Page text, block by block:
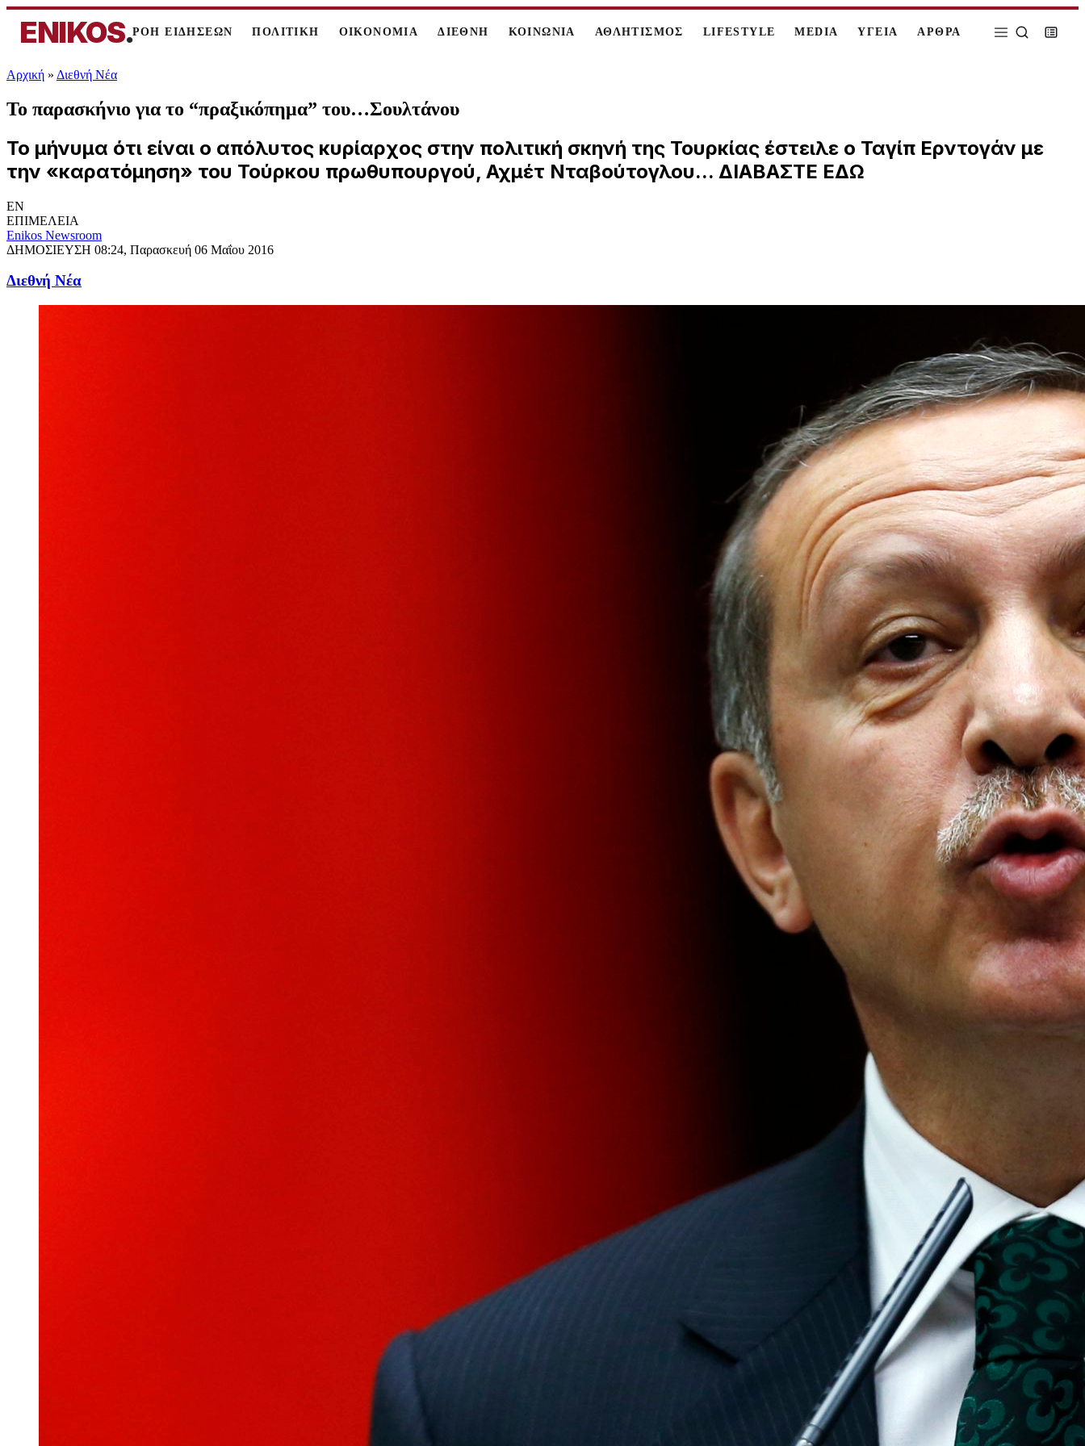
ENIKOS.ΡΟΗ ΕΙΔΗΣΕΩΝ ΠΟΛΙΤΙΚΗ ΟΙΚΟΝΟΜΙΑ ΔΙΕΘΝΗ ΚΟΙΝΩΝΙΑ ΑΘΛΗΤΙΣΜΟΣ LIFESTYLE MEDIA ΥΓΕΙΑ ΑΡΘΡΑ
Αρχική » Διεθνή Νέα
Το παρασκήνιο για το “πραξικόπημα” του…Σουλτάνου
Το μήνυμα ότι είναι ο απόλυτος κυρίαρχος στην πολιτική σκηνή της Τουρκίας έστειλε ο Ταγίπ Ερντογάν με
την «καρατόμηση» του Τούρκου πρωθυπουργού, Αχμέτ Νταβούτογλου... ΔΙΑΒΑΣΤΕ ΕΔΩ
EN
ΕΠΙΜΕΛΕΙΑ
Enikos Newsroom
ΔΗΜΟΣΙΕΥΣΗ 08:24, Παρασκευή 06 Μαΐου 2016
Διεθνή Νέα